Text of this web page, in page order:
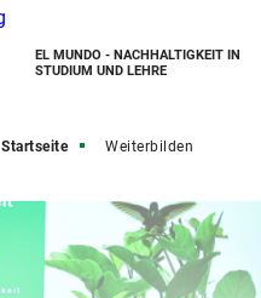
EL MUNDO - NACHHALTIGKEIT IN
STUDIUM UND LEHRE
Startseite Weiterbilden